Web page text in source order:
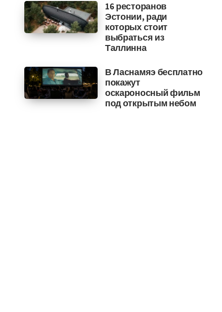
16 ресторанов
Эстонии, ради
которых стоит
выбраться из
Таллинна
В Ласнамяэ бесплатно
покажут
оскароносный фильм
под открытым небом